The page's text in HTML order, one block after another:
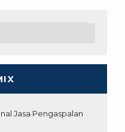
Jasa Pengaspalan